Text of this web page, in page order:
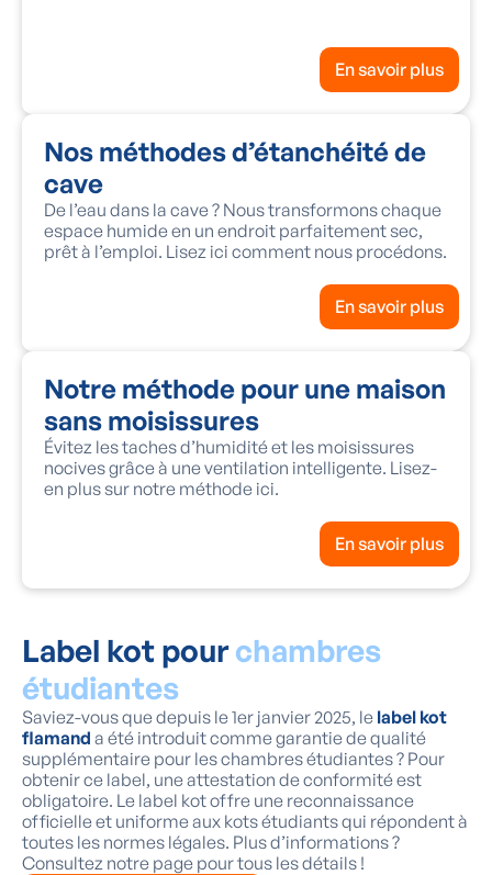
En savoir plus
Nos méthodes d’étanchéité de
cave
De l’eau dans la cave ? Nous transformons chaque
espace humide en un endroit parfaitement sec,
prêt à l’emploi. Lisez ici comment nous procédons.
En savoir plus
Notre méthode pour une maison
sans moisissures
Évitez les taches d’humidité et les moisissures
nocives grâce à une ventilation intelligente. Lisez-
en plus sur notre méthode ici.
En savoir plus
Label kot pourchambres
étudiantes
Saviez-vous que depuis le 1er janvier 2025, le label kot
flamand a été introduit comme garantie de qualité
supplémentaire pour les chambres étudiantes ? Pour
obtenir ce label, une attestation de conformité est
obligatoire. Le label kot offre une reconnaissance
officielle et uniforme aux kots étudiants qui répondent à
toutes les normes légales. Plus d’informations ?
Consultez notre page pour tous les détails !